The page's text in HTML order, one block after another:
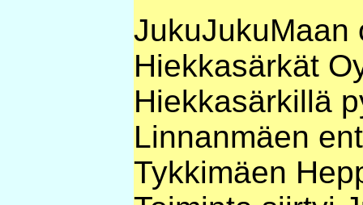
JukuJukuMaan
Hiekkasärkät
Hiekkasärkillä
Linnanmäen
Tykkimäen